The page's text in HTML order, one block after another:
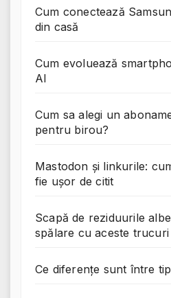
Cum conectează
din casă
Cum evoluează
AI
Cum sa alegi un
pentru birou?
Mastodon și linkurile:
fie ușor de citit
Scapă de reziduurile
spălare cu aceste trucuri
Ce diferențe sunt între